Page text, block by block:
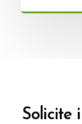
Solicite